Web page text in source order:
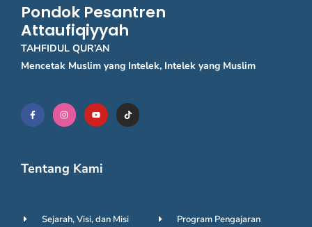
Pondok Pesantren
Attaufiqiyyah
TAHFIDUL QUR’AN
Mencetak Muslim yang Intelek, Intelek yang Muslim
F
a
o
I
n
r
a
Y
o
e
Tentang Kami
Sejarah, Visi, dan Misi Program Pengajaran